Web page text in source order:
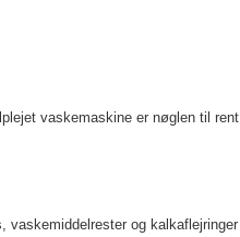
vaskemaskine er nøglen til
vaskemiddelrester og